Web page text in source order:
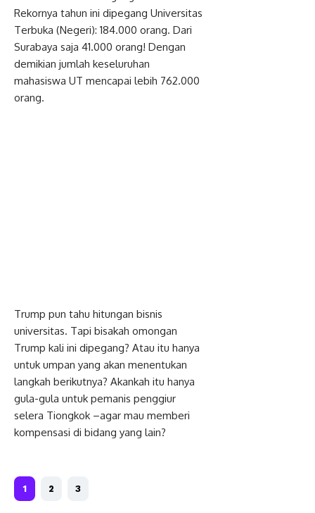
Rekornya tahun ini dipegang Universitas
Terbuka (Negeri): 184.000 orang. Dari
Surabaya saja 41.000 orang! Dengan
demikian jumlah keseluruhan
mahasiswa UT mencapai lebih 762.000
orang.
Trump pun tahu hitungan bisnis
universitas. Tapi bisakah omongan
Trump kali ini dipegang? Atau itu hanya
untuk umpan yang akan menentukan
langkah berikutnya? Akankah itu hanya
gula-gula untuk pemanis penggiur
selera Tiongkok –agar mau memberi
kompensasi di bidang yang lain?
1 2 3